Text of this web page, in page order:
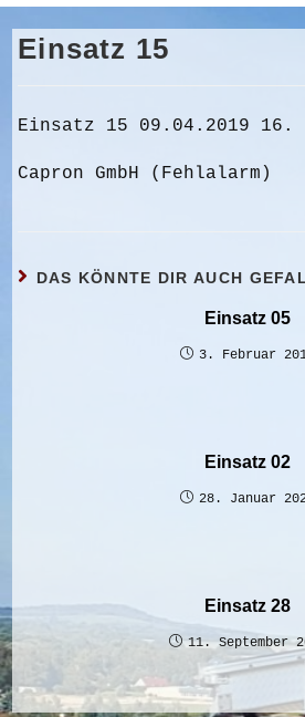
Einsatz 15
Einsatz 15 09.04.2019 16.
Capron GmbH (Fehlalarm)
DAS KÖNNTE DIR AUCH
Einsatz 05
3. Februar
Einsatz 02
28. Januar
Einsatz 28
11. September